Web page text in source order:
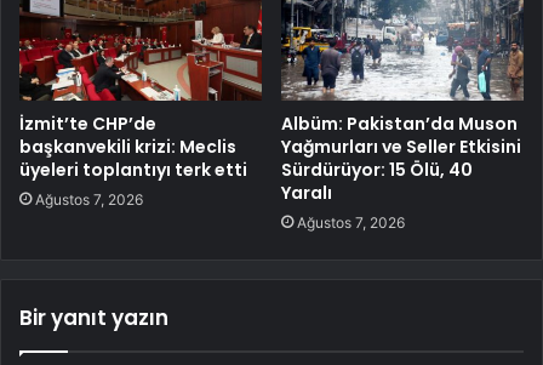
İzmit’te CHP’de
başkanvekili krizi: Meclis
üyeleri toplantıyı terk etti
Ağustos 7, 2026
Albüm: Pakistan’da Muson
Yağmurları ve Seller Etkisini
Sürdürüyor: 15 Ölü, 40
Yaralı
Ağustos 7, 2026
Bir yanıt yazın